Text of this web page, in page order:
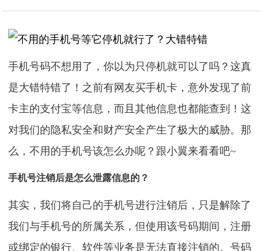
手机号码不想用了，你以为只停机就可以了吗？这真
是大错特错了！之前有网友买手机卡，意外发现了前
卡主的支付宝等信息，而且其他信息也都能查到！这
对我们的隐私安全和财产安全产生了极大的威胁。那
么，不用的手机号该怎么办呢？跟小翼来看看吧~
手机号注销后是怎么泄露信息的？
其实，我们将自己的手机号进行注销后，只是解除了
我们与手机号的所属关系，但使用该号码期间，注册
或绑定的银行、软件等业务是无法直接注销的。号码